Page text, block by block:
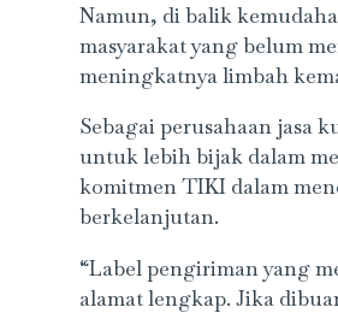
Namun, di balik
masyarakat yang belum
meningkatnya limbah
Sebagai perusahaan jasa
untuk lebih bijak dalam
komitmen TIKI dalam
berkelanjutan.
“Label pengiriman yang
alamat lengkap. Jika